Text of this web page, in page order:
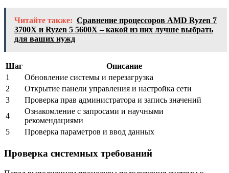
Читайте также: Сравнение процессоров AMD Ryzen 7
3700X и Ryzen 5 5600X – какой из них лучше выбрать
для ваших нужд
Шаг
Описание
1
Обновление системы и перезагрузка
2
Открытие панели управления и настройка сети
3
Проверка прав администратора и запись значений
4
Ознакомление с запросами и научными
рекомендациями
5
Проверка параметров и ввод данных
Проверка системных требований